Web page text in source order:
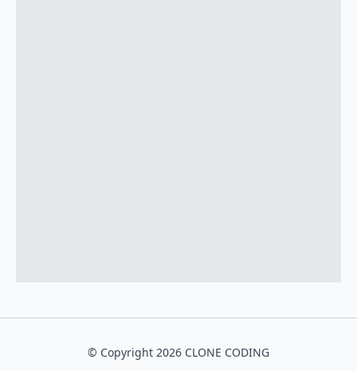
© Copyright 2026 CLONE CODING